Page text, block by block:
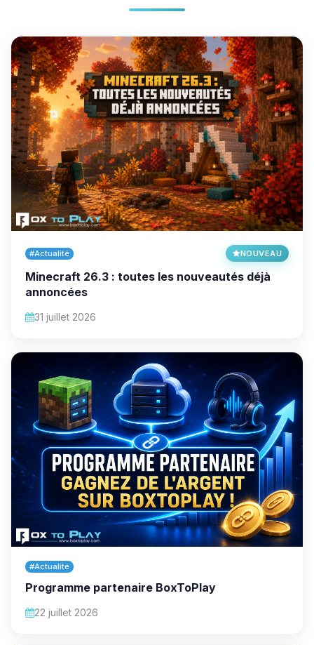
#Actualité NOUVEAU
Minecraft 26.3 : toutes les nouveautés déjà
annoncées
31 juillet 2026
#Actualité
Programme partenaire BoxToPlay
22 juillet 2026